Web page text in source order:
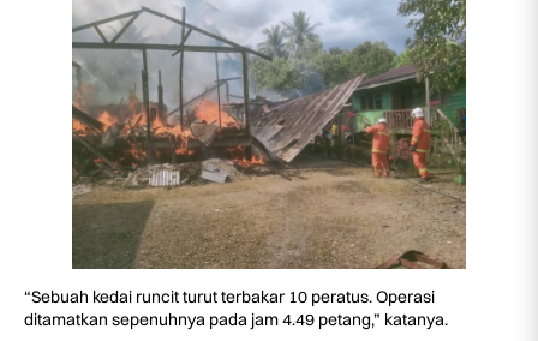
“Sebuah kedai runcit turut terbakar 10 peratus. Operasi
ditamatkan sepenuhnya pada jam 4.49 petang,” katanya.